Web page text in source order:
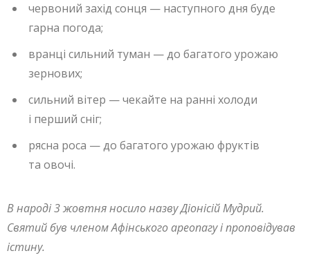
червоний захід сонця — наступного дня буде
гарна погода;
вранці сильний туман — до багатого урожаю
зернових;
сильний вітер — чекайте на ранні холоди
і перший сніг;
рясна роса — до багатого урожаю фруктів
та овочі.
В народі 3 жовтня носило назву Діонісій Мудрий.
Святий був членом Афінського ареопагу і проповідував
істину.